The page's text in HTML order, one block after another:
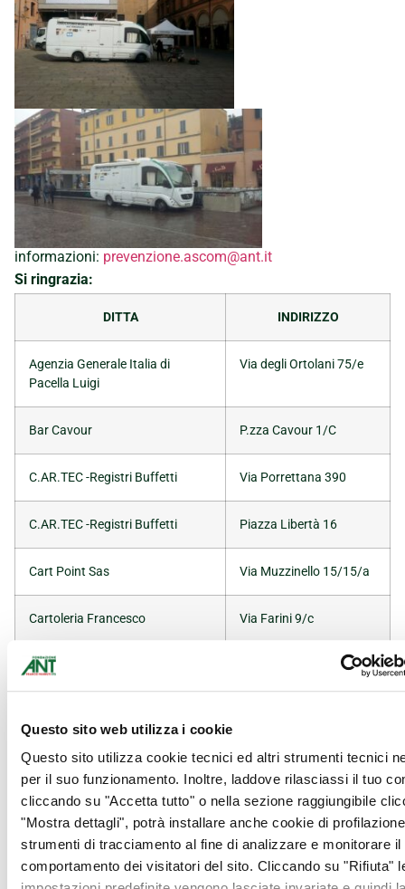
Questo sito web utilizza i cookie
Questo sito utilizza cookie tecnici ed altri strumenti tecnici
per il suo funzionamento. Inoltre, laddove rilasciassi il tuo
cliccando su "Accetta tutto" o nella sezione raggiungibile
"Mostra dettagli", potrà installare anche cookie di
strumenti di tracciamento al fine di analizzare e monitorare il
comportamento dei visitatori del sito. Cliccando su "Rifiuta"
informazioni: prevenzione.ascom@ant.it
Si ringrazia:
DITTA INDIRIZZO
Agenzia Generale Italia di
Pacella Luigi
Via degli Ortolani 75/e
Bar Cavour P.zza Cavour 1/C
C.AR.TEC -Registri Buffetti Via Porrettana 390
C.AR.TEC -Registri Buffetti Piazza Libertà 16
Cart Point Sas Via Muzzinello 15/15/a
Cartoleria Francesco Via Farini 9/c
Caselli Arredamenti Srl
Cremonini Elite P.zza dei Martiri 3/d
Dall’Olio Cose di Casa Via Murri 20
Drogheria della Pioggia Via Galliera 27